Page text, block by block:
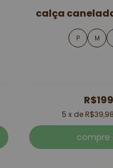
calça
P M
5 x de R$39,98
compre